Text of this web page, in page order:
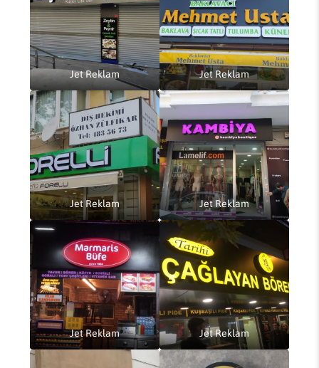
Jet Reklam Jet Reklam
Jet Reklam Jet Reklam
Jet Reklam Jet Reklam